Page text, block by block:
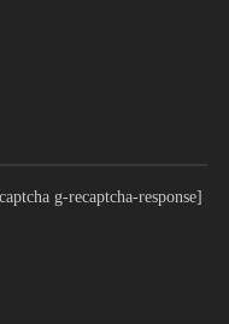
[anr_nocaptcha g-recaptcha-response]